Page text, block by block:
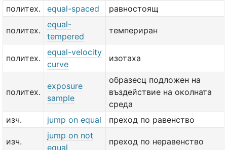
политех.
equal-spaced равностоящ
политех.
equal-
tempered
темпериран
политех.
equal-velocity
curve
изотаха
политех.
exposure
sample
образесц подложен на
въздействие на околната
среда
изч.
jump on equal преход по равенство
изч.
jump on not
equal
преход по неравенство